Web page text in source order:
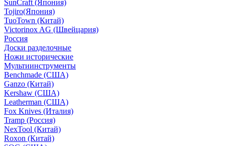
SunCraft (Япония)
Tojiro(Япония)
TuoTown (Китай)
Victorinox AG (Швейцария)
Россия
Доски разделочные
Ножи исторические
Мультиинструменты
Benchmade (США)
Ganzo (Китай)
Kershaw (США)
Leatherman (США)
Fox Knives (Италия)
Tramp (Россия)
NexTool (Китай)
Roxon (Китай)